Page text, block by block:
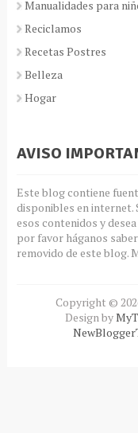
Manualidades para
Reciclamos
Recetas Postres
Belleza
Hogar
AVISO
Este blog contiene
disponibles en internet.
esos contenidos y
por favor háganos
removido de este blog.
Copyright ©
Design by